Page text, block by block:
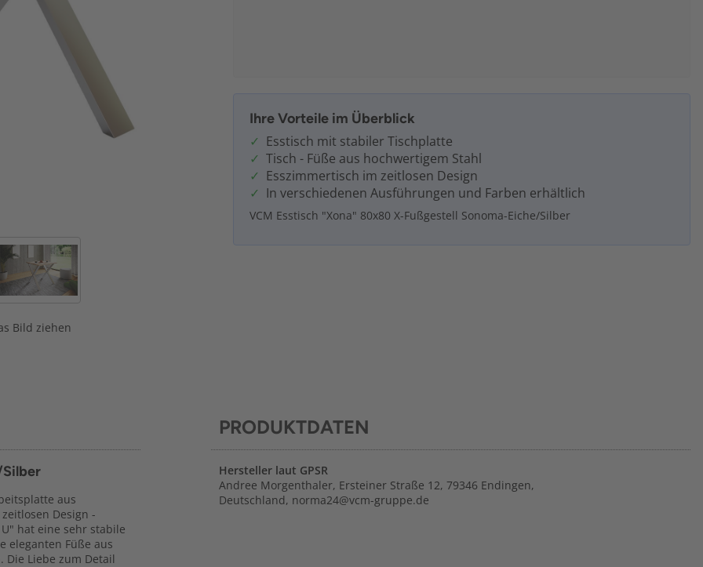
Bild ziehen
Ihre Vorteile im Überblick
Esstisch mit stabiler Tischplatte
Tisch - Füße aus hochwertigem Stahl
Esszimmertisch im zeitlosen Design
In verschiedenen Ausführungen und Farben erhältlich
VCM Esstisch "Xona" 80x80 X-Fußgestell Sonoma-Eiche/Silber
Silber
aus
Design -
U" hat eine sehr stabile
eleganten Füße aus
Die Liebe zum Detail
PRODUKTDATEN
Hersteller laut GPSR
Andree Morgenthaler, Ersteiner Straße 12, 79346 Endingen,
Deutschland, norma24@vcm-gruppe.de